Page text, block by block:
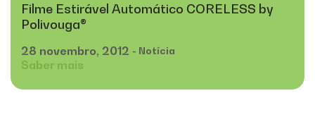
Filme Estirável Automático CORELESS by
Polivouga®
28 novembro, 2012 - Notícia
Saber mais